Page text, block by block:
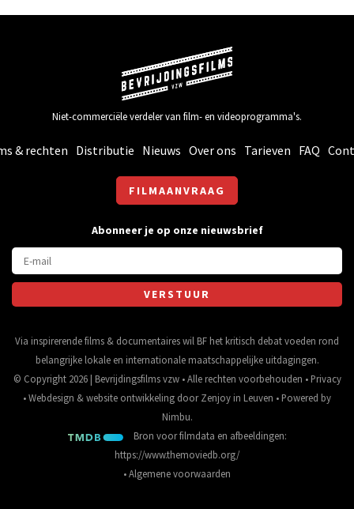
Niet-commerciële verdeler van film- en videoprogramma's.
& rechten Distributie Nieuws Over ons Tarieven FAQ
FILMAANVRAAG
Abonneer je op onze nieuwsbrief
Via inspirerende films & documentaires wil BF het kritisch debat voeden rond
belangrijke lokale en internationale maatschappelijke uitdagingen.
© Copyright 2026 | Bevrijdingsfilms vzw • Alle rechten voorbehouden • Privacy
•Webdesign &website ontwikkeling doorZenjoy in Leuven • Powered by
Nimbu.
Bron voor filmdata en afbeeldingen:
https://www.themoviedb.org/
•Algemene voorwaarden